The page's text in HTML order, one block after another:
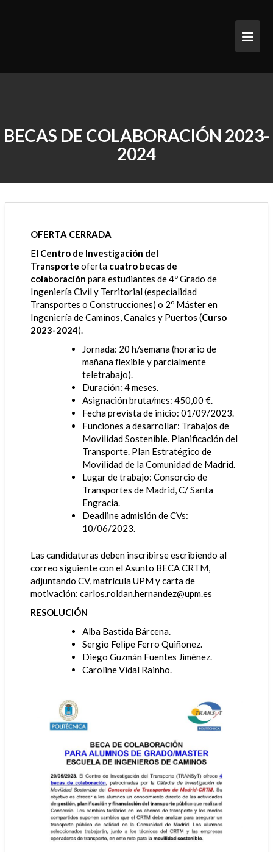
BECAS DE COLABORACIÓN 2023-
2024
OFERTA CERRADA
El Centro de Investigación del
Transporte oferta cuatro becas de
colaboración para estudiantes de 4º Grado de
Ingeniería Civil y Territorial (especialidad
Transportes o Construcciones) o 2º Máster en
Ingeniería de Caminos, Canales y Puertos (Curso
2023-2024).
Jornada: 20 h/semana (horario de
mañana flexible y parcialmente
teletrabajo).
Duración: 4 meses.
Asignación bruta/mes: 450,00 €.
Fecha prevista de inicio: 01/09/2023.
Funciones a desarrollar: Trabajos de
Movilidad Sostenible. Planificación del
Transporte. Plan Estratégico de
Movilidad de la Comunidad de Madrid.
Lugar de trabajo: Consorcio de
Transportes de Madrid, C/ Santa
Engracia.
Deadline admisión de CVs:
10/06/2023.
Las candidaturas deben inscribirse escribiendo al
correo siguiente con el Asunto BECA CRTM,
adjuntando CV, matrícula UPM y carta de
motivación: carlos.roldan.hernandez@upm.es
RESOLUCIÓN
Alba Bastida Bárcena.
Sergio Felipe Ferro Quiñonez.
Diego Guzmán Fuentes Jiménez.
Caroline Vidal Rainho.